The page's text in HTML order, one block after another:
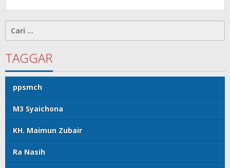
untuk:
TAGGAR
ppsmch
M3 Syaichona
KH. Maimun Zubair
Ra Nasih